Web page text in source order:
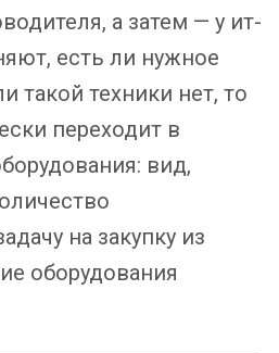
а затем — у ит-
есть ли нужное
такой техники нет, то
переходит в
вид,
на закупку из
оборудования